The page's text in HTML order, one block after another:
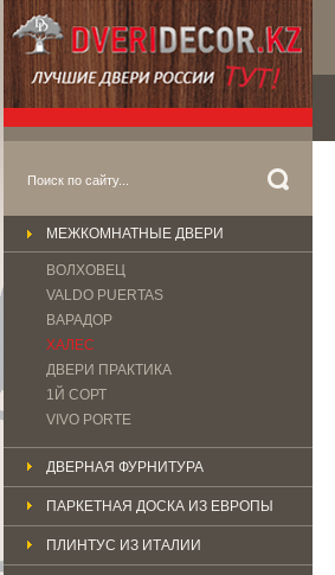
МЕЖКОМНАТНЫЕ ДВЕРИ
ВОЛХОВЕЦ
VALDO PUERTAS
ВАРАДОР
ХАЛЕС
ДВЕРИ ПРАКТИКА
1Й СОРТ
VIVO PORTE
ДВЕРНАЯ ФУРНИТУРА
ПАРКЕТНАЯ ДОСКА ИЗ ЕВРОПЫ
ПЛИНТУС ИЗ ИТАЛИИ